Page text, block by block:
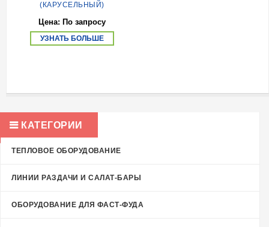
(КАРУСЕЛЬНЫЙ)
Цена: По запросу
УЗНАТЬ БОЛЬШЕ
КАТЕГОРИИ
ТЕПЛОВОЕ ОБОРУДОВАНИЕ
ЛИНИИ РАЗДАЧИ И САЛАТ-БАРЫ
ОБОРУДОВАНИЕ ДЛЯ ФАСТ-ФУДА